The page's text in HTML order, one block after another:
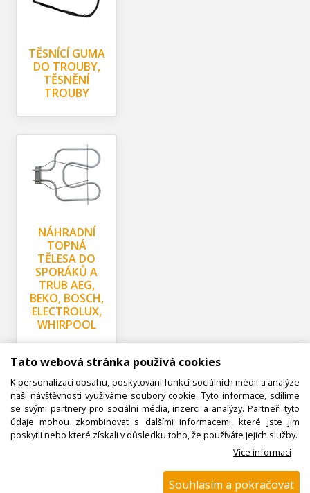
Tato webová stránka používá cookies
K personalizaci obsahu, poskytování funkcí sociálních médií a analýze
naší návštěvnosti využíváme soubory cookie. Tyto informace, sdílíme
se svými partnery pro sociální média, inzerci a analýzy. Partneři tyto
údaje mohou zkombinovat s dalšími informacemi, které jste jim
poskytli nebo které získali v důsledku toho, že používáte jejich služby.
Více informací
Souhlasím a pokračovat
TĚSNÍCÍ GUMA
DO TROUBY,
TĚSNĚNÍ
TROUBY
NÁHRADNÍ
TOPNÁ
TĚLESA DO
SPORÁKŮ A
TRUB AEG,
BEKO, BOSCH,
ELECTROLUX,
WHIRPOOL